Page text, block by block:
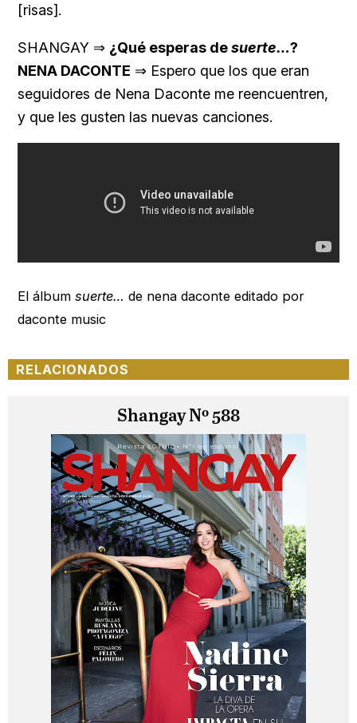
[risas].
SHANGAY ⇒ ¿Qué esperas desuerte…?
NENA DACONTE ⇒ Espero que los que eran
seguidores de Nena Daconte me reencuentren,
y que les gusten las nuevas canciones.
El álbum suerte… de nena daconte editado por
daconte music
RELACIONADOS
Shangay Nº 588